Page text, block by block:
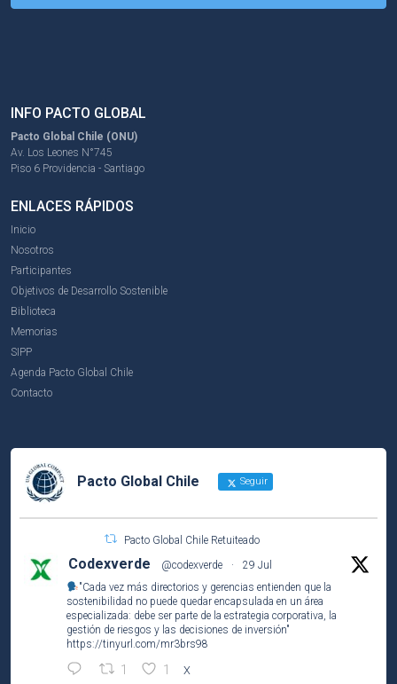
INFO PACTO GLOBAL
Pacto Global Chile (ONU)
Av. Los Leones N°745
Piso 6 Providencia - Santiago
ENLACES RÁPIDOS
Inicio
Nosotros
Participantes
Objetivos de Desarrollo Sostenible
Biblioteca
Memorias
SIPP
Agenda Pacto Global Chile
Contacto
Pacto Global Chile Seguir
Pacto Global Chile Retuiteado
Codexverde @codexverde ·
29 Jul
"Cada vez más directorios y gerencias entienden que la
sostenibilidad no puede quedar encapsulada en un área
especializada: debe ser parte de la estrategia corporativa, la
gestión de riesgos y las decisiones de inversión"
https://tinyurl.com/mr3brs98
1 1 X